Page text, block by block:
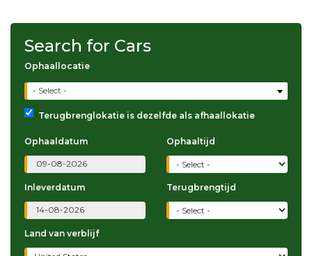
Search for Cars
Ophaallocatie
- Select -
Terugbrenglokatie is dezelfde als afhaallokatie
Ophaaldatum Ophaaltijd
Inleverdatum Terugbrengtijd
Land van verblijf